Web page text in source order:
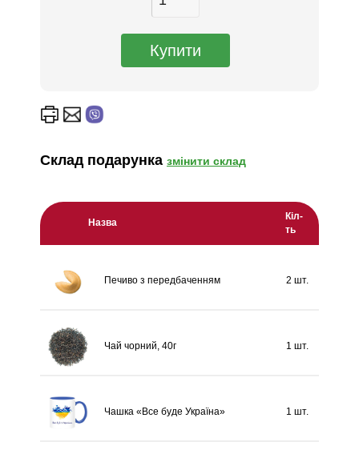
Склад подарунка змінити склад
Назва
Кіл-
ть
Печиво з передбаченням 2 шт.
Чай чорний, 40г 1 шт.
Чашка «Все буде Україна» 1 шт.